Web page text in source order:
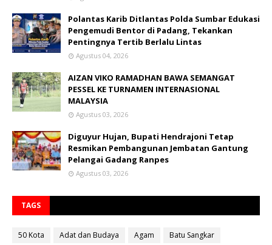
Polantas Karib Ditlantas Polda Sumbar Edukasi
Pengemudi Bentor di Padang, Tekankan
Pentingnya Tertib Berlalu Lintas
Agustus 04, 2026
AIZAN VIKO RAMADHAN BAWA SEMANGAT
PESSEL KE TURNAMEN INTERNASIONAL
MALAYSIA
Agustus 03, 2026
Diguyur Hujan, Bupati Hendrajoni Tetap
Resmikan Pembangunan Jembatan Gantung
Pelangai Gadang Ranpes
Agustus 03, 2026
TAGS
50 Kota Adat dan Budaya Agam
Batu Sangkar